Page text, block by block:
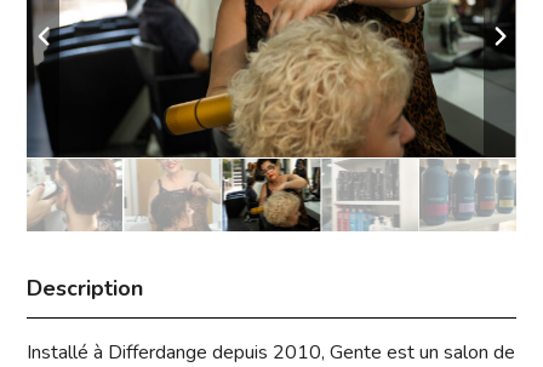
Description
Installé à Differdange depuis 2010, Gente est un salon de